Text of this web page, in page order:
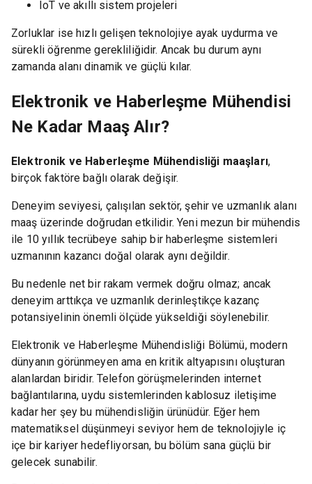
IoT ve akıllı sistem projeleri
Zorluklar ise hızlı gelişen teknolojiye ayak uydurma ve
sürekli öğrenme gerekliliğidir. Ancak bu durum aynı
zamanda alanı dinamik ve güçlü kılar.
Elektronik ve Haberleşme Mühendisi
Ne Kadar Maaş Alır?
Elektronik ve Haberleşme Mühendisliği maaşları,
birçok faktöre bağlı olarak değişir.
Deneyim seviyesi, çalışılan sektör, şehir ve uzmanlık alanı
maaş üzerinde doğrudan etkilidir. Yeni mezun bir mühendis
ile 10 yıllık tecrübeye sahip bir haberleşme sistemleri
uzmanının kazancı doğal olarak aynı değildir.
Bu nedenle net bir rakam vermek doğru olmaz; ancak
deneyim arttıkça ve uzmanlık derinleştikçe kazanç
potansiyelinin önemli ölçüde yükseldiği söylenebilir.
Elektronik ve Haberleşme Mühendisliği Bölümü, modern
dünyanın görünmeyen ama en kritik altyapısını oluşturan
alanlardan biridir. Telefon görüşmelerinden internet
bağlantılarına, uydu sistemlerinden kablosuz iletişime
kadar her şey bu mühendisliğin ürünüdür. Eğer hem
matematiksel düşünmeyi seviyor hem de teknolojiyle iç
içe bir kariyer hedefliyorsan, bu bölüm sana güçlü bir
gelecek sunabilir.